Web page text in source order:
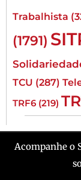
Trabalhista
(1791)
TCU (287)
TRF6 (219)
Acompanhe o